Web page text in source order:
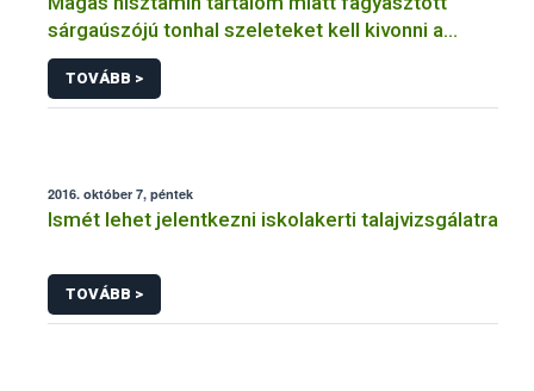
sárgaúszójú tonhal szeleteket kell kivonni a
forgalomból
TOVÁBB >
2016. október 7, péntek
Ismét lehet jelentkezni iskolakerti talajvizsgálatra
TOVÁBB >